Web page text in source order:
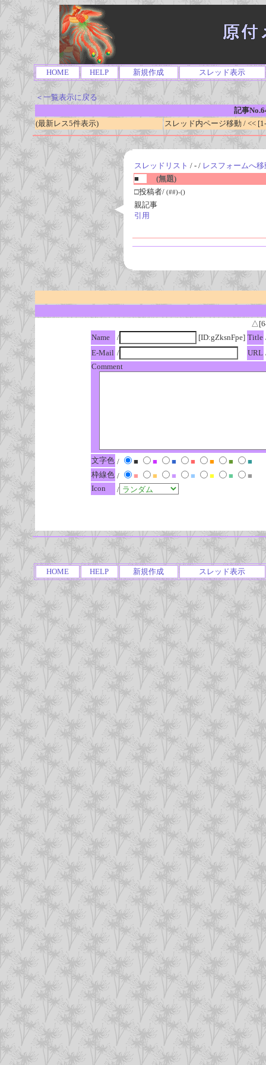
HOME HELP 新規作成 スレッド表示
＜一覧表示に戻る
記事
(最新レス5件表示)
スレッド内ページ移動 / <<
スレッドリスト / - / レスフォームへ移
■
(無題)
□投稿者/ (##)-()
親記事
引用
Name
/ [ID:gZksnFpe] Title
E-Mail / URL
Comment
文字色 / ■ ■ ■ ■ ■ ■
■
枠線色 / ■ ■ ■ ■ ■ ■
■
Icon
/
HOME HELP 新規作成 スレッド表示